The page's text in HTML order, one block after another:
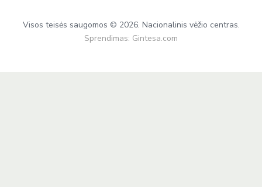
Visos teisės saugomos © 2026. Nacionalinis vėžio centras.
Sprendimas: Gintesa.com